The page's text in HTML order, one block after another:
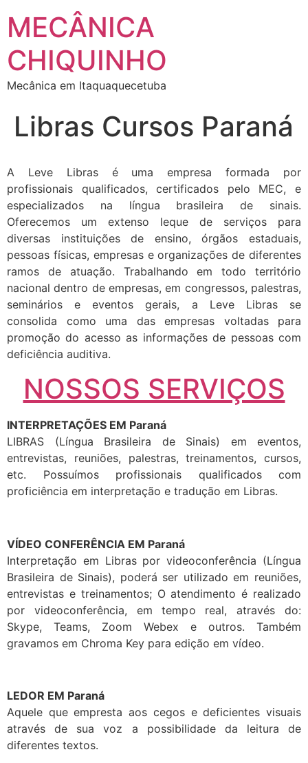
MECÂNICA
CHIQUINHO
Mecânica em Itaquaquecetuba
Libras Cursos Paraná
A Leve Libras é uma empresa formada por
profissionais qualificados, certificados pelo MEC, e
especializados na língua brasileira de sinais.
Oferecemos um extenso leque de serviços para
diversas instituições de ensino, órgãos estaduais,
pessoas físicas, empresas e organizações de diferentes
ramos de atuação. Trabalhando em todo território
nacional dentro de empresas, em congressos, palestras,
seminários e eventos gerais, a Leve Libras se
consolida como uma das empresas voltadas para
promoção do acesso as informações de pessoas com
deficiência auditiva.
NOSSOS SERVIÇOS
INTERPRETAÇÕES EM Paraná
LIBRAS (Língua Brasileira de Sinais) em eventos,
entrevistas, reuniões, palestras, treinamentos, cursos,
etc. Possuímos profissionais qualificados com
proficiência em interpretação e tradução em Libras.
VÍDEO CONFERÊNCIA EM Paraná
Interpretação em Libras por videoconferência (Língua
Brasileira de Sinais), poderá ser utilizado em reuniões,
entrevistas e treinamentos; O atendimento é realizado
por videoconferência, em tempo real, através do:
Skype, Teams, Zoom Webex e outros. Também
gravamos em Chroma Key para edição em vídeo.
LEDOR EM Paraná
Aquele que empresta aos cegos e deficientes visuais
através de sua voz a possibilidade da leitura de
diferentes textos.